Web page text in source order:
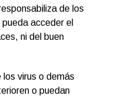
de los
acceder el
ni del buen
virus o demás
o puedan